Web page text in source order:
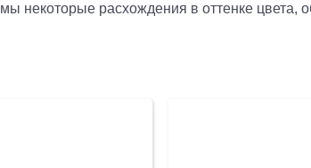
некоторые расхождения в оттенке